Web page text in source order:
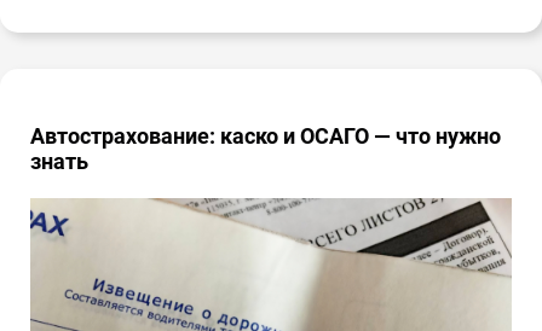
Автострахование: каско и ОСАГО — что нужно
знать